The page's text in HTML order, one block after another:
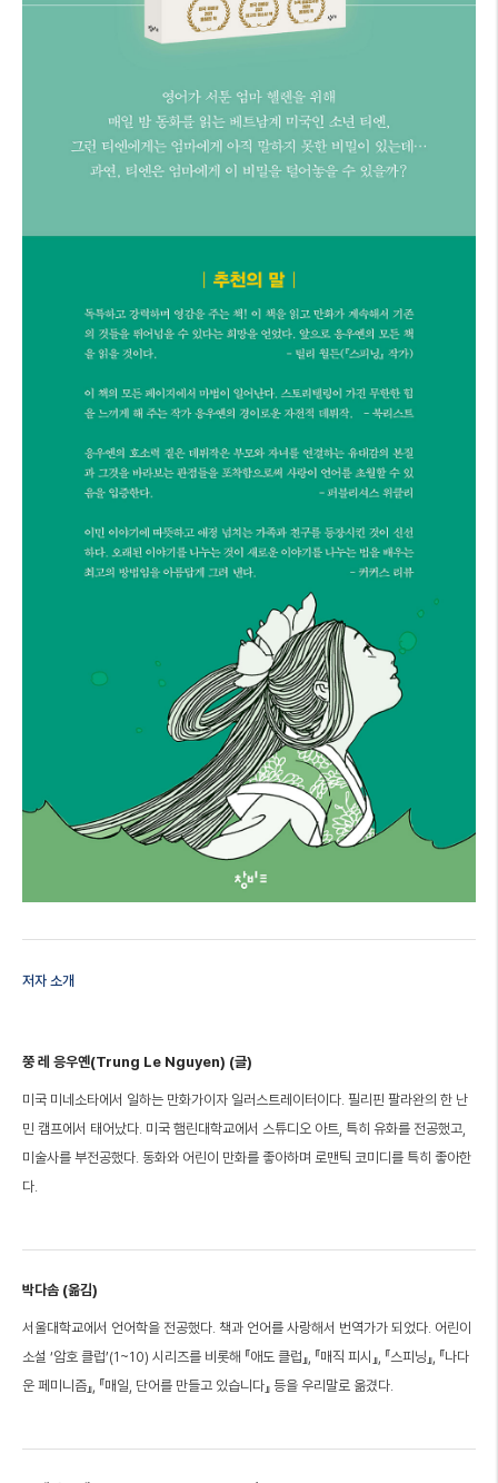
저자 소개
쭝 레 응우옌(Trung Le Nguyen) (글)
미국 미네소타에서 일하는 만화가이자 일러스트레이터이다. 필리핀 팔라완의 한 난
민 캠프에서 태어났다. 미국 햄린대학교에서 스튜디오 아트, 특히 유화를 전공했고,
미술사를 부전공했다. 동화와 어린이 만화를 좋아하며 로맨틱 코미디를 특히 좋아한
다.
박다솜 (옮김)
서울대학교에서 언어학을 전공했다. 책과 언어를 사랑해서 번역가가 되었다. 어린이
소설 ‘암호 클럽’(1~10) 시리즈를 비롯해 『애도 클럽』, 『매직 피시』, 『스피닝』, 『나다
운 페미니즘』, 『매일, 단어를 만들고 있습니다』 등을 우리말로 옮겼다.